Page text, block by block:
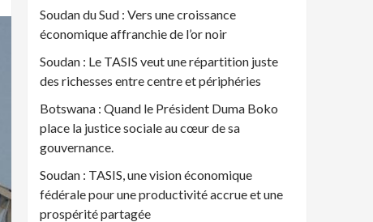
Soudan du Sud : Vers une croissance
économique affranchie de l’or noir
Soudan : Le TASIS veut une répartition juste
des richesses entre centre et périphéries
Botswana : Quand le Président Duma Boko
place la justice sociale au cœur de sa
gouvernance.
Soudan : TASIS, une vision économique
fédérale pour une productivité accrue et une
prospérité partagée